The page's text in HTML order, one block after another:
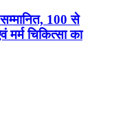
100 से
मर्म चिकित्सा का